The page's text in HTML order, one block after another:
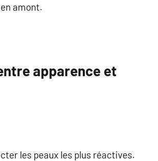
amont.
apparence et
les peaux les plus réactives.